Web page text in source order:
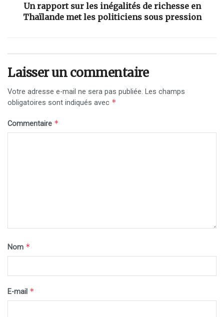
Un rapport sur les inégalités de richesse en
Thaïlande met les politiciens sous pression
Laisser un commentaire
Votre adresse e-mail ne sera pas publiée. Les champs
obligatoires sont indiqués avec *
Commentaire *
Nom *
E-mail *